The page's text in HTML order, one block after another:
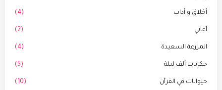
أخلاق و أداب (4)
أغاني (2)
المزرعة السعيدة (4)
حكايات ألف ليلة (5)
حيوانات في القرأن (10)